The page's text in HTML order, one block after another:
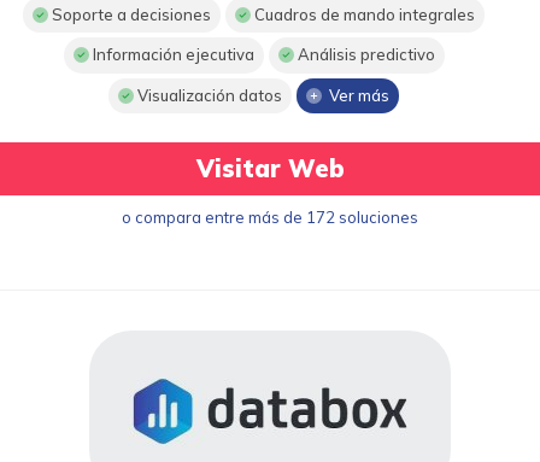
Soporte a decisiones Cuadros de mando integrales
Información ejecutiva Análisis predictivo
Visualización datos Ver más
Visitar Web
o compara entre más de 172 soluciones